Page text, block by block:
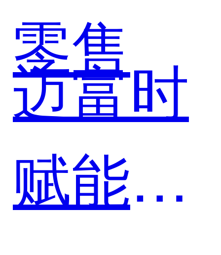
戏），
以AI
Agent
零售
迈富时
赋能公